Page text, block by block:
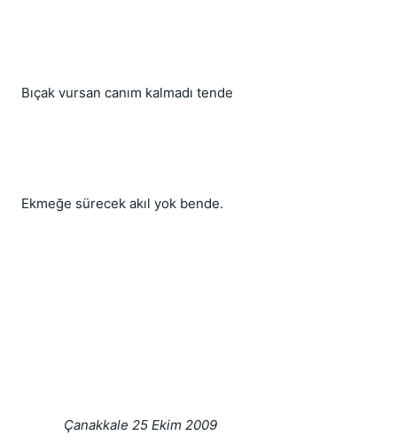
Bıçak vursan canım kalmadı tende
Ekmeğe sürecek akıl yok bende.
Çanakkale 25 Ekim 2009